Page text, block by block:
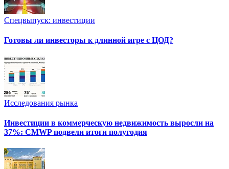
Спецвыпуск: инвестиции
Готовы ли инвесторы к длинной игре с ЦОД?
Исследования рынка
Инвестиции в коммерческую недвижимость выросли на
37%: CMWP подвели итоги полугодия